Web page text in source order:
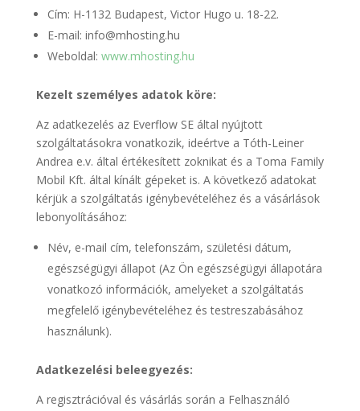
Cím: H-1132 Budapest, Victor Hugo u. 18-22.
E-mail: info@mhosting.hu
Weboldal: www.mhosting.hu
Kezelt személyes adatok köre:
Az adatkezelés az Everflow SE által nyújtott
szolgáltatásokra vonatkozik, ideértve a Tóth-Leiner
Andrea e.v. által értékesített zoknikat és a Toma Family
Mobil Kft. által kínált gépeket is. A következő adatokat
kérjük a szolgáltatás igénybevételéhez és a vásárlások
lebonyolításához:
Név, e-mail cím, telefonszám, születési dátum,
egészségügyi állapot (Az Ön egészségügyi állapotára
vonatkozó információk, amelyeket a szolgáltatás
megfelelő igénybevételéhez és testreszabásához
használunk).
Adatkezelési beleegyezés:
A regisztrációval és vásárlás során a Felhasználó